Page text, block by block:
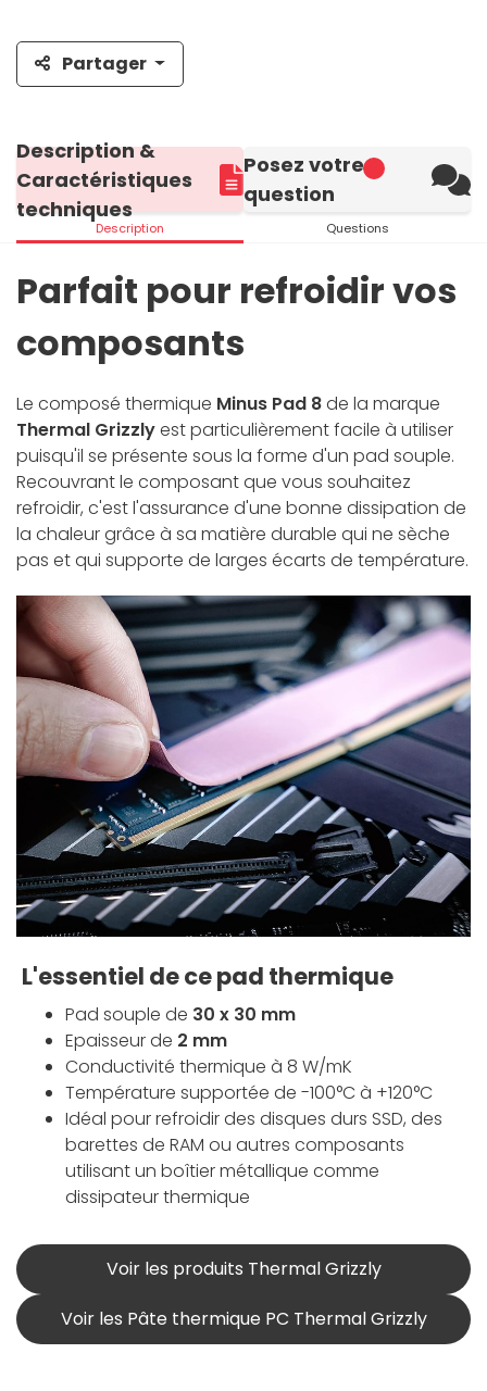
Partager
Description &
Caractéristiques
techniques
Description
Posez votre
question
Questions
Parfait pour refroidir vos
composants
Le composé thermique Minus Pad 8de la marque
Thermal Grizzlyest particulièrement facile à utiliser
puisqu'il se présente sous la forme d'un pad souple.
Recouvrant le composant que vous souhaitez
refroidir, c'est l'assurance d'une bonne dissipation de
la chaleur grâce à sa matière durable qui ne sèche
pas et qui supporte de larges écarts de température.
L'essentiel de ce pad thermique
Pad souple de 30 x 30 mm
Epaisseur de 2 mm
Conductivité thermique à 8 W/mK
Température supportée de -100°C à +120°C
Idéal pour refroidir des disques durs SSD, des
barettes de RAM ou autres composants
utilisant un boîtier métallique comme
dissipateur thermique
Voir les produits Thermal Grizzly
Voir les Pâte thermique PC Thermal Grizzly